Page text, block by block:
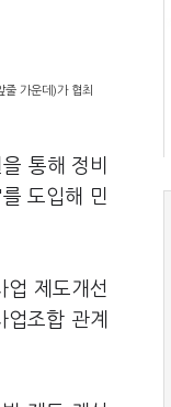
줄 가운데)가 협최
통해 정비
도입해 민
제도개선
조합 관계